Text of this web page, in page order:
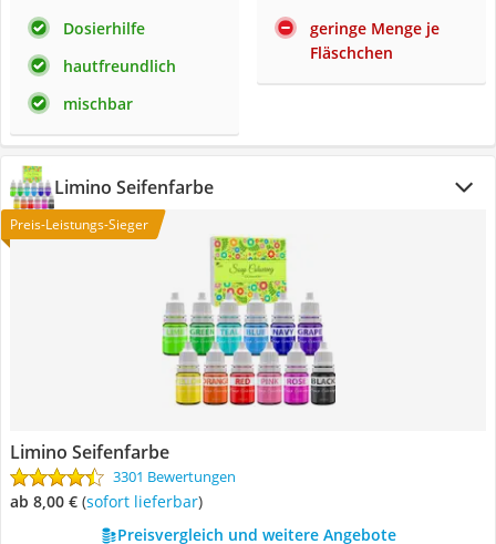
Dosierhilfe
hautfreundlich
mischbar
geringe Menge je
Fläschchen
Limino Seifenfarbe
Preis-Leistungs-Sieger
Limino Seifenfarbe
3301 Bewertungen
ab 8,00 € ( Sofort lieferbar)
Preisvergleich und weitere Angebote